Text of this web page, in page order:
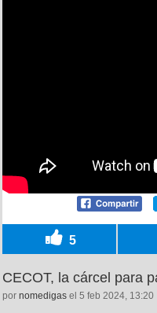
5
CECOT, la cárcel para
por nomedigas el 5 feb 2024, 13:20